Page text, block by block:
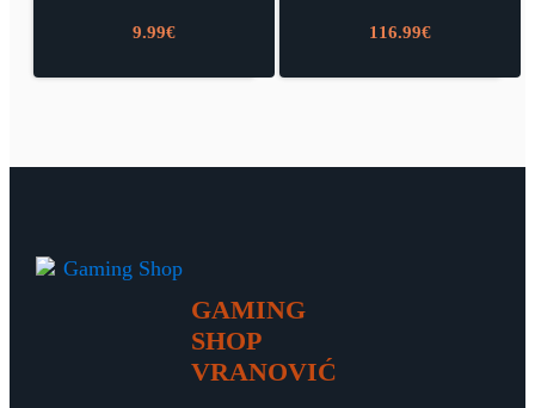
9.99€ 116.99€
GAMING
SHOP
VRANOVIĆ